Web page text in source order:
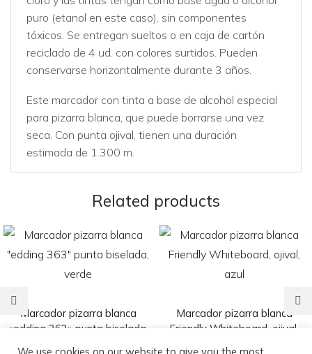
puro (etanol en este caso), sin componentes
tóxicos. Se entregan sueltos o en caja de cartón
reciclado de 4 ud. con colores surtidos. Pueden
conservarse horizontalmente durante 3 años.
Este marcador con tinta a base de alcohol especial
para pizarra blanca, que puede borrarse una vez
seca. Con punta ojival, tienen una duración
estimada de 1.300 m.
Related products
Marcador pizarra blanca
«edding 363» punta biselada,
verde
Marcador pizarra blanca
Friendly Whiteboard, ojival,
azul